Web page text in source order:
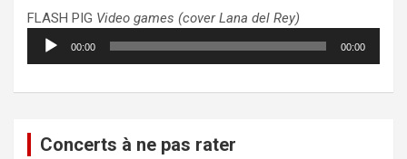
FLASH PIG Video games (cover Lana del Rey)
Lecteur
audio
00:00 00:00
Concerts à ne pas rater